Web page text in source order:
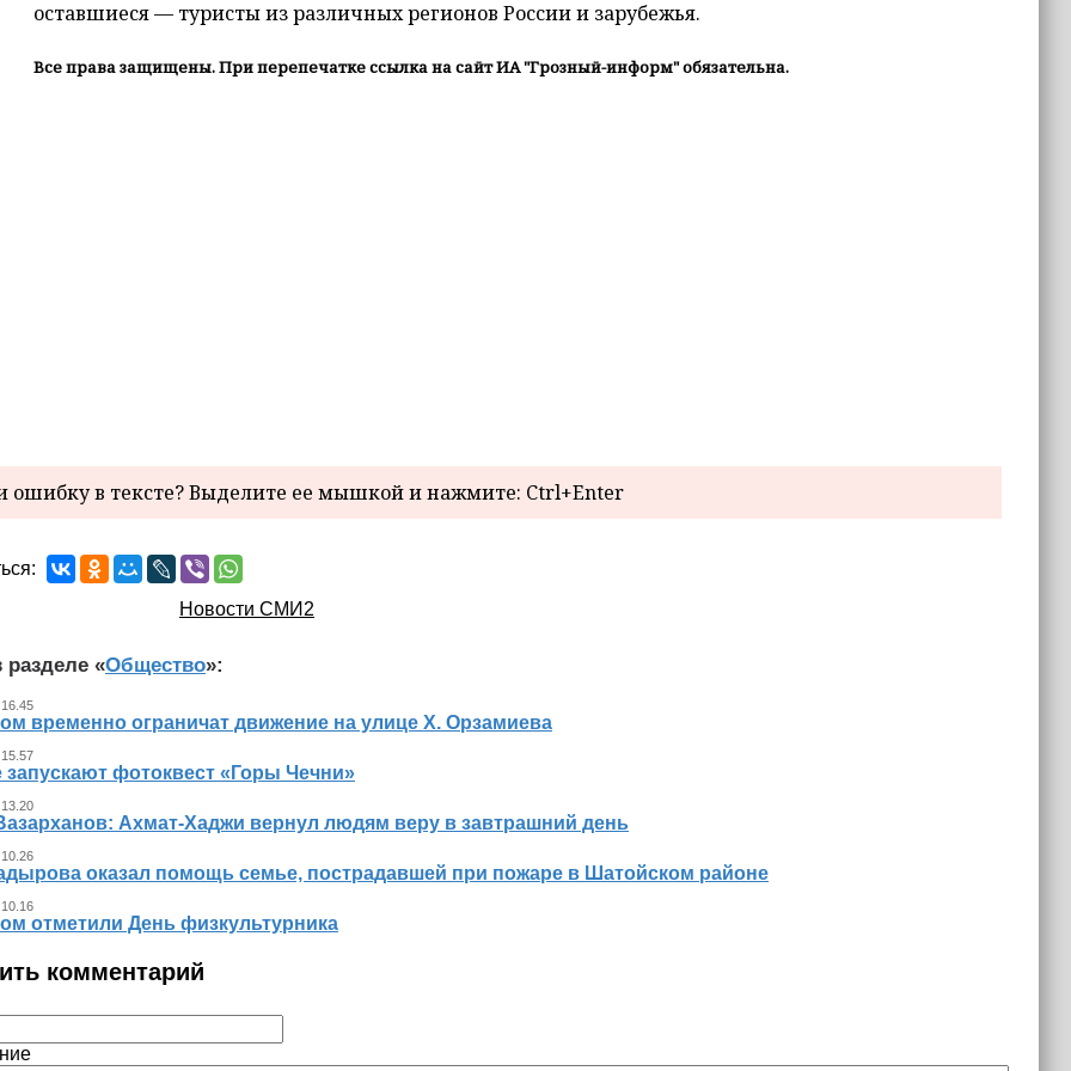
оставшиеся — туристы из различных регионов России и зарубежья.
Все права защищены. При перепечатке ссылка на сайт ИА "Грозный-информ" обязательна.
в тексте? Выделите ее мышкой и нажмите: Ctrl+Enter
Новости СМИ2
разделе «Общество»:
временно ограничат движение на улице Х. Орзамиева
запускают фотоквест «Горы Чечни»
Ахмат-Хаджи вернул людям веру в завтрашний день
оказал помощь семье, пострадавшей при пожаре в Шатойском районе
отметили День физкультурника
комментарий